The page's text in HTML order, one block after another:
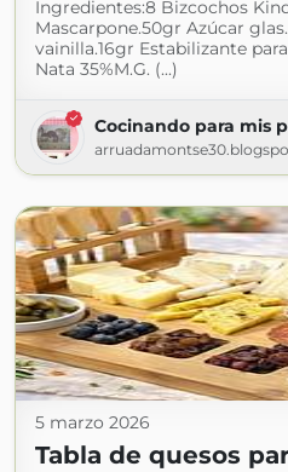
Ingredientes:8 Bizcochos
Mascarpone.50gr Azúcar
vainilla.16gr Estabilizante
Nata 35%M.G. (...)
Cocinando para mis
5 marzo 2026
Tabla de quesos